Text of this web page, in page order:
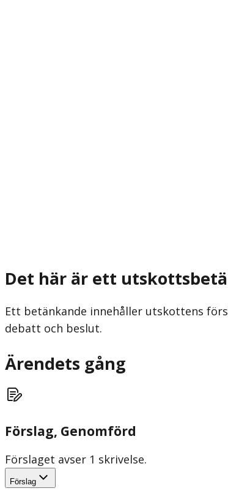
Det här är ett
Ett betänkande innehåller utskottens
debatt och beslut.
Ärendets gång
Förslag, Genomförd
Förslaget avser 1 skrivelse.
Förslag